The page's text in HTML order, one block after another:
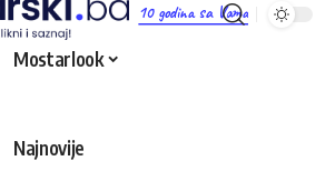
10 godina sa Vama
Mostarlook
Najnovije